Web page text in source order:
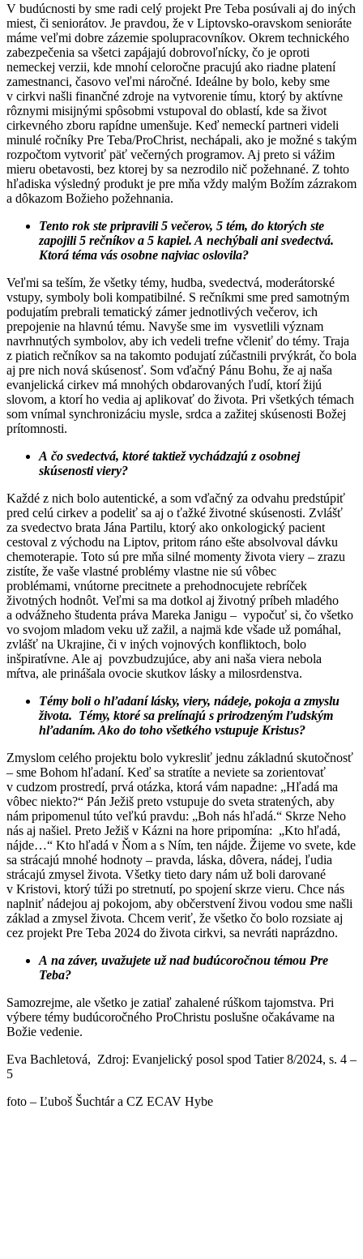
V budúcnosti by sme radi celý projekt Pre Teba posúvali aj do iných
miest, či seniorátov. Je pravdou, že v Liptovsko-oravskom senioráte
máme veľmi dobre zázemie spolupracovníkov. Okrem technického
zabezpečenia sa všetci zapájajú dobrovoľnícky, čo je oproti
nemeckej verzii, kde mnohí celoročne pracujú ako riadne platení
zamestnanci, časovo veľmi náročné. Ideálne by bolo, keby sme
v cirkvi našli finančné zdroje na vytvorenie tímu, ktorý by aktívne
rôznymi misijnými spôsobmi vstupoval do oblastí, kde sa život
cirkevného zboru rapídne umenšuje. Keď nemeckí partneri videli
minulé ročníky Pre Teba/ProChrist, nechápali, ako je možné s takým
rozpočtom vytvoriť päť večerných programov. Aj preto si vážim
mieru obetavosti, bez ktorej by sa nezrodilo nič požehnané. Z tohto
hľadiska výsledný produkt je pre mňa vždy malým Božím zázrakom
a dôkazom Božieho požehnania.
Tento rok ste pripravili 5 večerov, 5 tém, do ktorých ste
zapojili 5 rečníkov a 5 kapiel. A nechýbali ani svedectvá.
Ktorá téma vás osobne najviac oslovila?
Veľmi sa teším, že všetky témy, hudba, svedectvá, moderátorské
vstupy, symboly boli kompatibilné. S rečníkmi sme pred samotným
podujatím prebrali tematický zámer jednotlivých večerov, ich
prepojenie na hlavnú tému. Navyše sme im vysvetlili význam
navrhnutých symbolov, aby ich vedeli trefne včleniť do témy. Traja
z piatich rečníkov sa na takomto podujatí zúčastnili prvýkrát, čo bola
aj pre nich nová skúsenosť. Som vďačný Pánu Bohu, že aj naša
evanjelická cirkev má mnohých obdarovaných ľudí, ktorí žijú
slovom, a ktorí ho vedia aj aplikovať do života. Pri všetkých témach
som vnímal synchronizáciu mysle, srdca a zažitej skúsenosti Božej
prítomnosti.
A čo svedectvá, ktoré taktiež vychádzajú z osobnej
skúsenosti viery?
Každé z nich bolo autentické, a som vďačný za odvahu predstúpiť
pred celú cirkev a podeliť sa aj o ťažké životné skúsenosti. Zvlášť
za svedectvo brata Jána Partilu, ktorý ako onkologický pacient
cestoval z východu na Liptov, pritom ráno ešte absolvoval dávku
chemoterapie. Toto sú pre mňa silné momenty života viery – zrazu
zistíte, že vaše vlastné problémy vlastne nie sú vôbec
problémami, vnútorne precitnete a prehodnocujete rebríček
životných hodnôt. Veľmi sa ma dotkol aj životný príbeh mladého
a odvážneho študenta práva Mareka Janigu – vypočuť si, čo všetko
vo svojom mladom veku už zažil, a najmä kde všade už pomáhal,
zvlášť na Ukrajine, či v iných vojnových konfliktoch, bolo
inšpiratívne. Ale aj povzbudzujúce, aby ani naša viera nebola
mŕtva, ale prinášala ovocie skutkov lásky a milosrdenstva.
Témy boli o hľadaní lásky, viery, nádeje, pokoja a zmyslu
života. Témy, ktoré sa prelínajú s prirodzeným ľudským
hľadaním. Ako do toho všetkého vstupuje Kristus?
Zmyslom celého projektu bolo vykresliť jednu základnú skutočnosť
– sme Bohom hľadaní. Keď sa stratíte a neviete sa zorientovať
v cudzom prostredí, prvá otázka, ktorá vám napadne: „Hľadá ma
vôbec niekto?“ Pán Ježiš preto vstupuje do sveta stratených, aby
nám pripomenul túto veľkú pravdu: „Boh nás hľadá.“ Skrze Neho
nás aj našiel. Preto Ježiš v Kázni na hore pripomína: „Kto hľadá,
nájde…“ Kto hľadá v Ňom a s Ním, ten nájde. Žijeme vo svete, kde
sa strácajú mnohé hodnoty – pravda, láska, dôvera, nádej, ľudia
strácajú zmysel života. Všetky tieto dary nám už boli darované
v Kristovi, ktorý túži po stretnutí, po spojení skrze vieru. Chce nás
naplniť nádejou aj pokojom, aby občerstvení živou vodou sme našli
základ a zmysel života. Chcem veriť, že všetko čo bolo rozsiate aj
cez projekt Pre Teba 2024 do života cirkvi, sa nevráti naprázdno.
A na záver, uvažujete už nad budúcoročnou témou Pre
Teba?
Samozrejme, ale všetko je zatiaľ zahalené rúškom tajomstva. Pri
výbere témy budúcoročného ProChristu poslušne očakávame na
Božie vedenie.
Eva Bachletová, Zdroj: Evanjelický posol spod Tatier 8/2024, s. 4 –
5
foto – Ľuboš Šuchtár a CZ ECAV Hybe